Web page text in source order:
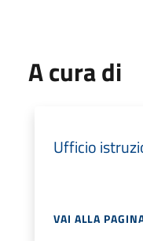
A cura di
Ufficio
VAI ALLA